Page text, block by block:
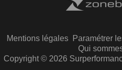
Mentions légales Paramétrer
Qui
Copyright © 2026